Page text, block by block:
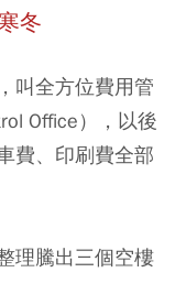
冬
叫全方位費用管
Office），以後
費、印刷費全部
理騰出三個空樓